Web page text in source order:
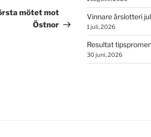
inlägg
mötet mot
Östnor
Vinnare årslotteri
1 juli, 2026
Resultat
30 juni, 2026